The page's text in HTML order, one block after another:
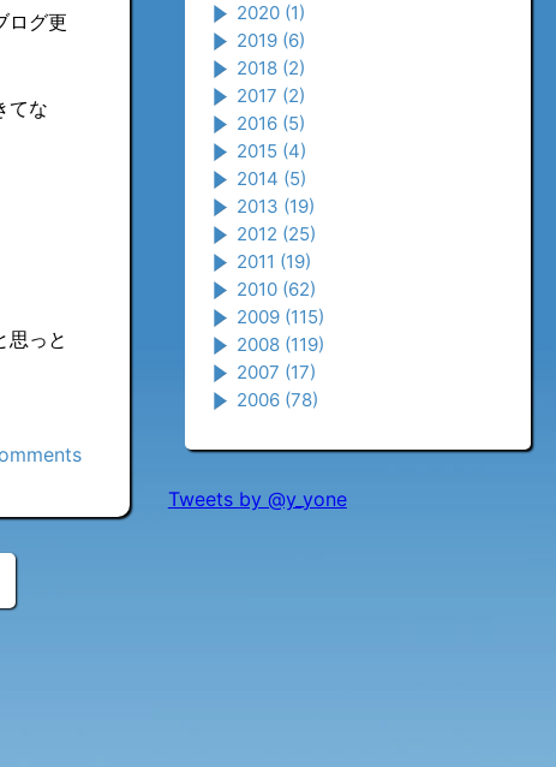
2020 (1)
2019 (6)
2018 (2)
2017 (2)
2016 (5)
2015 (4)
2014 (5)
2013 (19)
2012 (25)
2011 (19)
2010 (62)
2009 (115)
2008 (119)
2007 (17)
2006 (78)
Tweets by @y_yone
ログ更
てな
思っと